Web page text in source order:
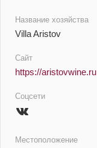
Название хозяйства
Villa Aristov
Сайт
https://aristovwine.ru
Соцсети
Местоположение